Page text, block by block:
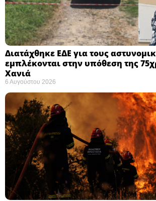
Διατάχθηκε ΕΔΕ για τους
εμπλέκονται στην υπόθεση της
Χανιά
6 Αυγούστου 2026